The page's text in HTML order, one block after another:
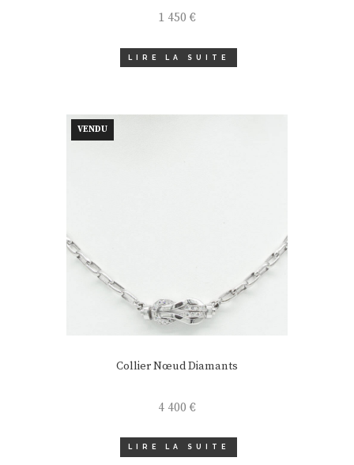
1 450 €
LIRE LA SUITE
VENDU
Collier Nœud Diamants
4 400 €
LIRE LA SUITE